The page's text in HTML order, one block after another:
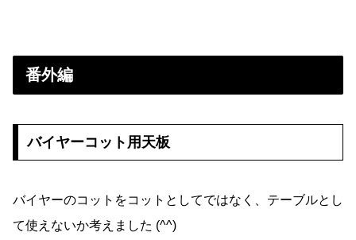
番外編
バイヤーコット用天板
バイヤーのコットをコットとしてではなく、テーブルとし
て使えないか考えました (^^)